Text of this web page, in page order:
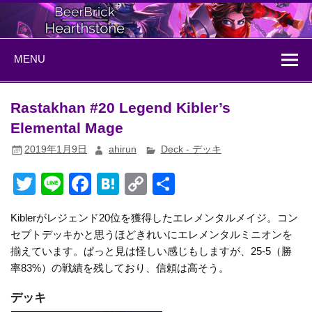
Skip
content
BeerBrick
Hearthstone
MENU
Rastakhan #20 Legend Kibler’s
Elemental Mage
2019年1月9日 ahirun Deck - デッキ
T
tt
er
Li
e
F
c
e
b
H
e
n
a
C
p
y
Li
Kiblerがレジェンド20位を獲得したエレメンタルメイジ。コン
セプトデッキかと思うほどきれいにエレメンタルミニオンを
揃えています。ぱっと見は怪しい感じもしますが、25-5（勝
率83%）の戦績を残しており、信頼は高そう。
デッキ